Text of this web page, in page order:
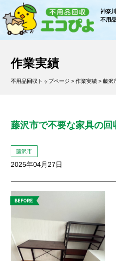
神奈
不用
作業実績
不用品回収トップページ >作業実績 > 藤沢
藤沢市で不要な家具の回
藤沢市
2025年04月27日